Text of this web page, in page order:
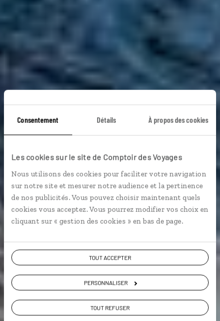
Consentement Détails À propos des cookies
Les cookies sur le site de Comptoir des Voyages
Nous utilisons des cookies pour faciliter votre navigation
sur notre site et mesurer notre audience et la pertinence
de nos publicités. Vous pouvez choisir maintenant quels
cookies vous acceptez. Vous pourrez modifier vos choix en
cliquant sur « gestion des cookies » en bas de page.
TOUT ACCEPTER
PERSONNALISER
TOUT REFUSER
Berbère de terre en
mer
Autotour dans le Sud marocain : Taroudant, Tata,
Chegaga, Tafraout, Mirleft…
Voyager en décalé
Voir les 206 avis sur les voyages au Maroc
VOIR LA GALERIE PHOTOS